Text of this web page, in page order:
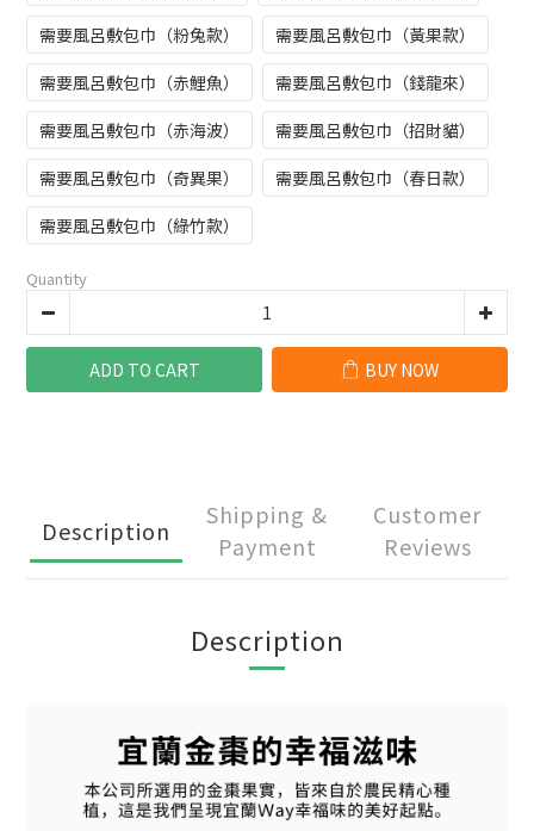
需要風呂敷包巾（粉兔款）
需要風呂敷包巾（黃果款）
需要風呂敷包巾（赤鯉魚）
需要風呂敷包巾（錢龍來）
需要風呂敷包巾（赤海波）
需要風呂敷包巾（招財貓）
需要風呂敷包巾（奇異果）
需要風呂敷包巾（春日款）
需要風呂敷包巾（綠竹款）
Quantity
ADD TO CART BUY NOW
Description
Shipping &
Payment
Customer
Reviews
Description